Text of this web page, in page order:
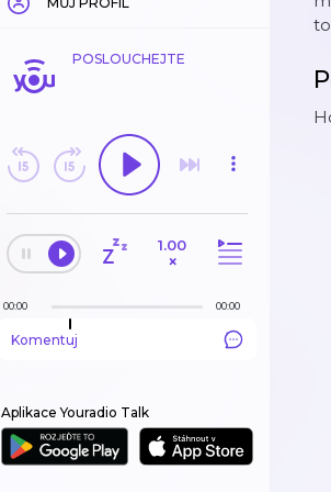
POSLOUCHEJTE
1.00
×
00:00 00:00
Komentuj
Aplikace Youradio Talk